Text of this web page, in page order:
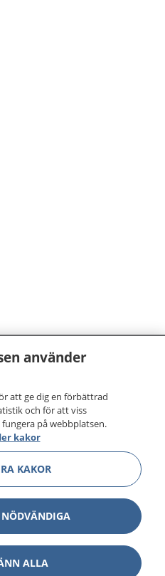
använder
att ge dig en förbättrad
och för att viss
på webbplatsen.
kakor
KAKOR
ALLA